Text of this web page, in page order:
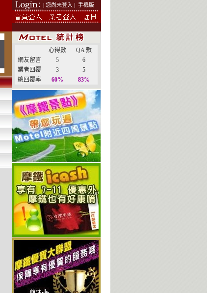
| 您尚未登入 | 手機版
心得數
QA 數
網友留言
5
6
業者回覆
3
5
總回覆率
60% 83%